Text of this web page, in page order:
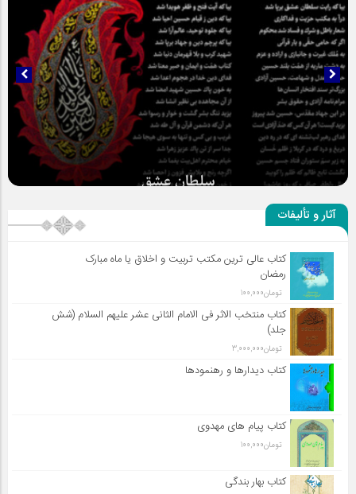
سلطان عشق
آثار و تألیفات
کتاب عالی ترین مکتب تربیت و اخلاق یا ماه مبارک
رمضان
تومان100,000
کتاب منتخب الاثر فی الامام الثانی عشر علیهم السلام (شش
جلد)
تومان3,000,000
کتاب دیدارها و رهنمودها
کتاب پیام های مهدوی
تومان100,000
کتاب بهار بندگی